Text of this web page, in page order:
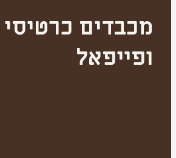
מכבדים
ופייפאל